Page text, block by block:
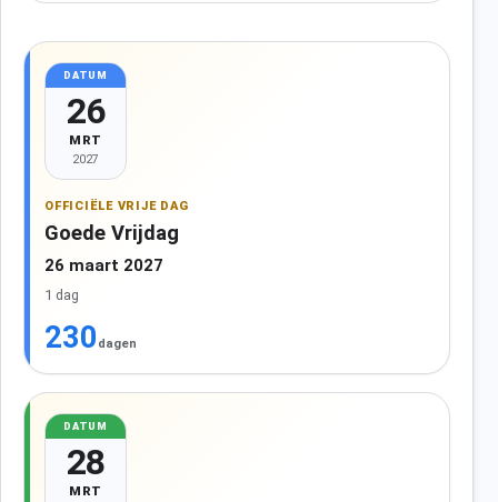
DATUM
26
MRT
2027
OFFICIËLE VRIJE DAG
Goede Vrijdag
26 maart 2027
1 dag
230 dagen
DATUM
28
MRT